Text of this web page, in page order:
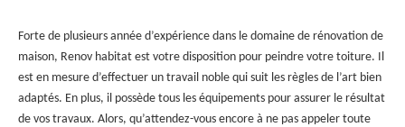
Forte de plusieurs année d’expérience dans le domaine de rénovation de
maison, Renov habitat est votre disposition pour peindre votre toiture. Il
est en mesure d’effectuer un travail noble qui suit les règles de l’art bien
adaptés. En plus, il possède tous les équipements pour assurer le résultat
de vos travaux. Alors, qu’attendez-vous encore à ne pas appeler toute